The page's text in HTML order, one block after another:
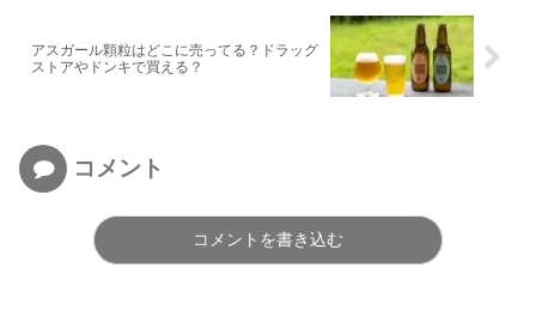
アスガール顆粒はどこに売ってる？ドラッグ
ストアやドンキで買える？
コメント
コメントを書き込む